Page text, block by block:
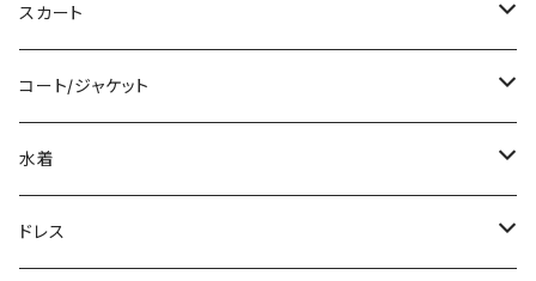
ロング/マキシ
袖付き
ノースリーブ
その他
タンクトップ/キャミソール
シャツ/ブラウス
ベアトップ/チューブトップ
カーディガン/ボレロ
ショート丈
クロップド丈
ロング丈
デニム
スカート
ミニ/ショート
ミディアム/ミモレ
ロング
コート/ジャケット
コート
ジャケット
水着
タンキニ
ドレス